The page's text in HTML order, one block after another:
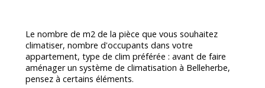
Le nombre de m2 de la pièce que vous souhaitez
climatiser, nombre d'occupants dans votre
appartement, type de clim préférée : avant de faire
aménager un système de climatisation à Belleherbe,
pensez à certains éléments.